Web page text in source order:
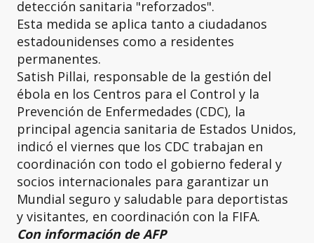
detección sanitaria "reforzados".
Esta medida se aplica tanto a ciudadanos
estadounidenses como a residentes
permanentes.
Satish Pillai, responsable de la gestión del
ébola en los Centros para el Control y la
Prevención de Enfermedades (CDC), la
principal agencia sanitaria de Estados Unidos,
indicó el viernes que los CDC trabajan en
coordinación con todo el gobierno federal y
socios internacionales para garantizar un
Mundial seguro y saludable para deportistas
y visitantes, en coordinación con la FIFA.
Con información de AFP